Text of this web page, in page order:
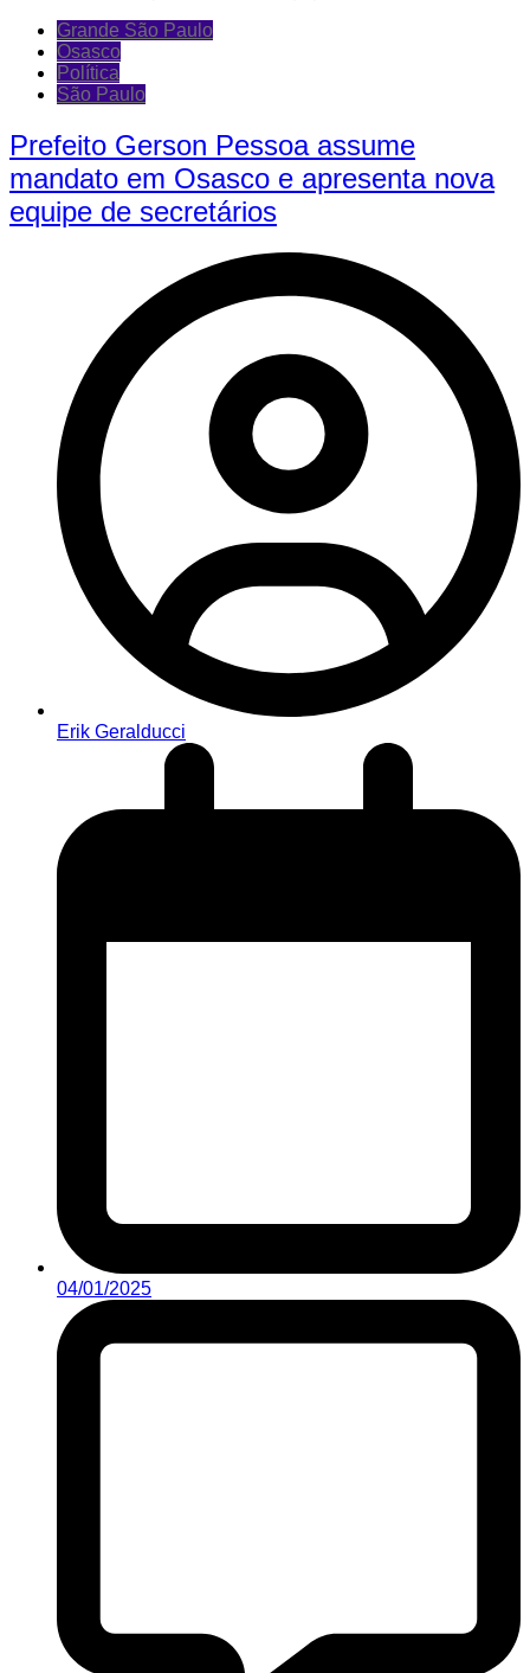
Grande São Paulo
Osasco
Política
São Paulo
Prefeito Gerson Pessoa assume
mandato em Osasco e apresenta nova
equipe de secretários
Erik Geralducci
04/01/2025